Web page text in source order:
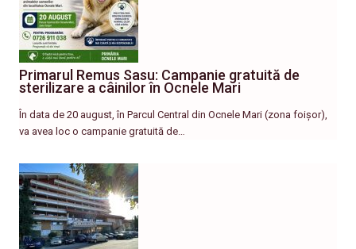
Primarul Remus Sasu: Campanie gratuită de
sterilizare a câinilor în Ocnele Mari
În data de 20 august, în Parcul Central din Ocnele Mari (zona foișor),
va avea loc o campanie gratuită de…